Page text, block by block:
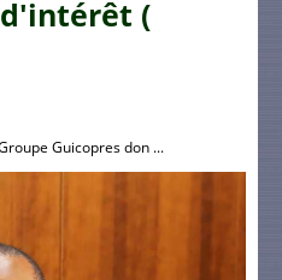
(
Guicopres don ...